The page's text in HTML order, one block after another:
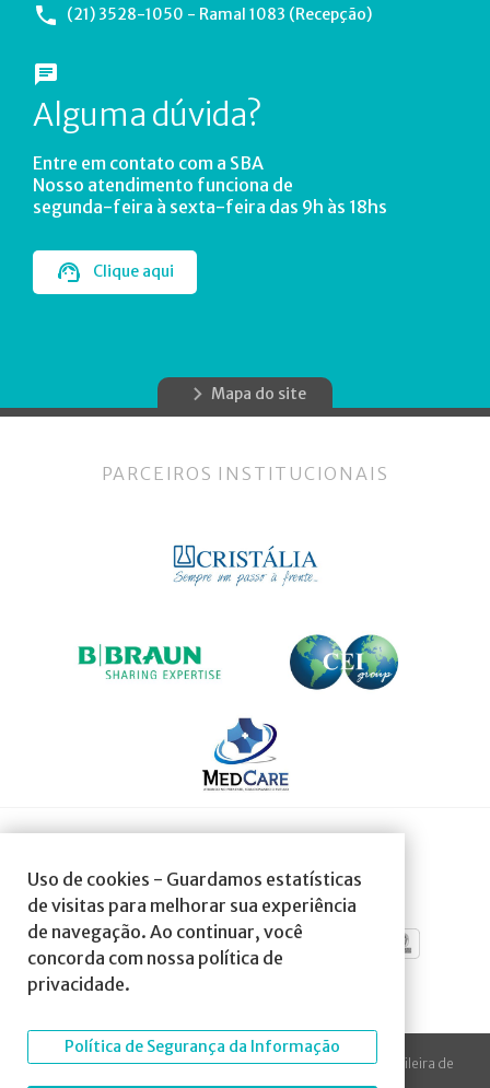
Uso de cookies - Guardamos estatísticas
de visitas para melhorar sua experiência
de navegação. Ao continuar, você
concorda com nossa política de
privacidade.
Política de Segurança da Informação
(21) 3528-1050 - Ramal 1083 (Recepção)
Alguma dúvida?
Entre em contato com a SBA
Nosso atendimento funciona de
segunda-feira à sexta-feira das 9h às 18hs
Clique aqui
Mapa do site
PARCEIROS INSTITUCIONAIS
SOCIEDADE AFILIADA À:
© 2023 Todos os direitos reservados à SBA Sociedade Brasileira de
Anestesiologia.